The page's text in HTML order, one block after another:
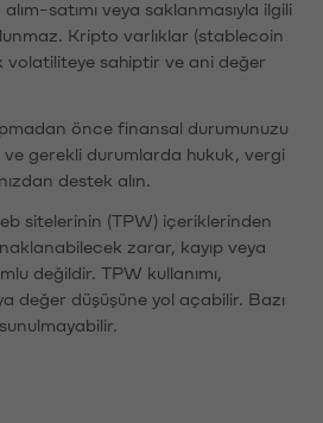
satımı veya saklanmasıyla ilgili
Kripto varlıklar (stablecoin
volatiliteye sahiptir ve ani değer
önce finansal durumunuzu
gerekli durumlarda hukuk, vergi
destek alın.
sitelerinin (TPW) içeriklerinden
zarar, kayıp veya
değildir. TPW kullanımı,
değer düşüşüne yol açabilir. Bazı